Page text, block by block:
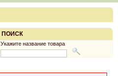
ПОИСК
Укажите название товара